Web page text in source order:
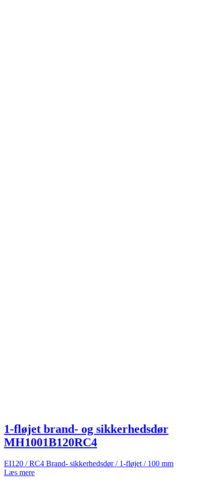
1-fløjet brand- og sikkerhedsdør
MH1001B120RC4
EI120 / RC4 Brand- sikkerhedsdør / 1-fløjet / 100 mm
Læs mere